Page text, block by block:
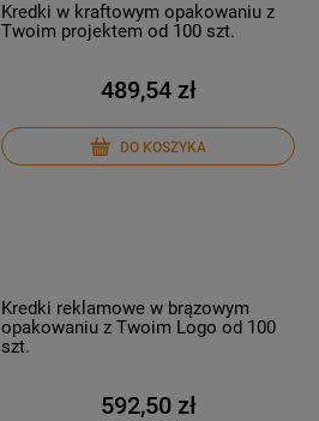
Kredki w kraftowym opakowaniu z
Twoim projektem od 100 szt.
489,54 zł
DO KOSZYKA
Kredki reklamowe w brązowym
opakowaniu z Twoim Logo od 100
szt.
592,50 zł